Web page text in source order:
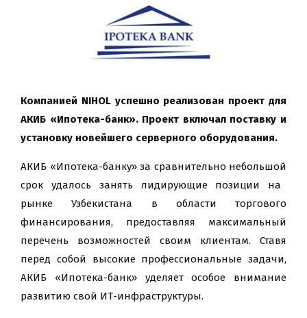
Компанией NIHOLуспешно реализован проект для
АКИБ «Ипотека-банк». Проект включал поставку и
установку новейшего серверного оборудования.
АКИБ «Ипотека-банку» за сравнительно небольшой
срок удалось занять лидирующие позиции на
рынке Узбекистана в области торгового
финансирования, предоставляя максимальный
перечень возможностей своим клиентам. Ставя
перед собой высокие профессиональные задачи,
АКИБ «Ипотека-банк» уделяет особое внимание
развитию свой ИТ-инфраструктуры.